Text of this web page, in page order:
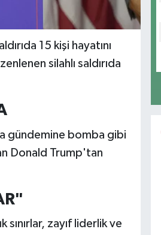
15 kişi hayatını
silahlı saldırıda
gündemine bomba gibi
Donald Trump'tan
zayıf liderlik ve